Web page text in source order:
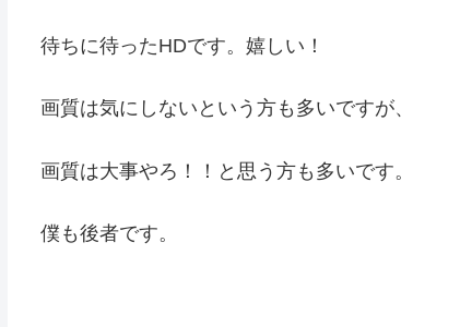
待ちに待ったHDです。嬉しい！
画質は気にしないという方も多いですが、
画質は大事やろ！！と思う方も多いです。
僕も後者です。